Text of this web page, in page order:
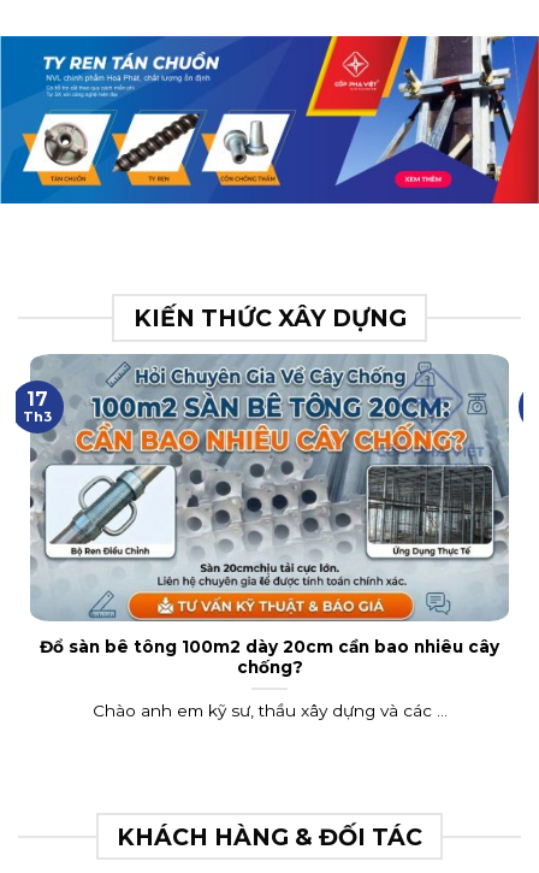
KIẾN THỨC XÂY DỰNG
Đổ sàn bê tông 100m2 dày 20cm cần bao nhiêu cây
chống?
Chào anh em kỹ sư, thầu xây dựng và các ...
17
Th3
KHÁCH HÀNG & ĐỐI TÁC